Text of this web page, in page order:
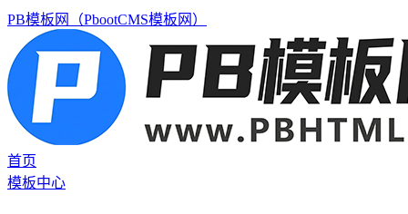
PB模板网（PbootCMS模板网）
首页
模板中心